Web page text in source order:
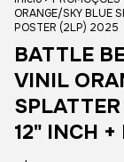
ORANGE/SKY BLUE
POSTER (2LP) 2025
BATTLE
VINIL
12" INCH